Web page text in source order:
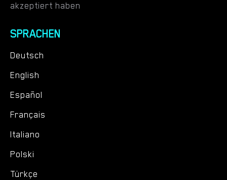
akzeptiert haben
SPRACHEN
Deutsch
English
Español
Français
Italiano
Polski
Türkçe